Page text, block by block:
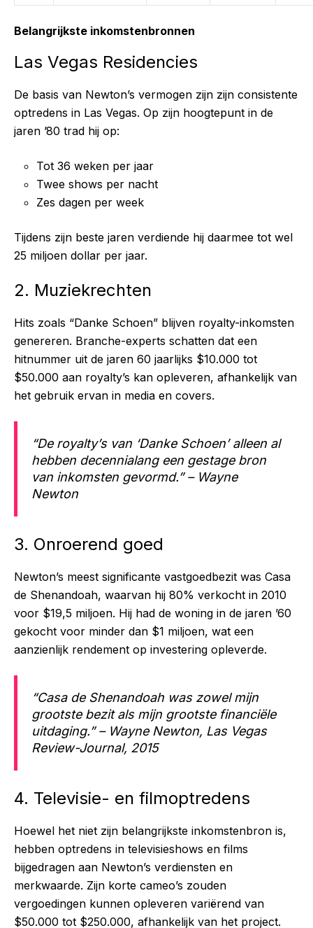
Belangrijkste inkomstenbronnen
Las Vegas Residencies
De basis van Newton’s vermogen zijn zijn consistente
optredens in Las Vegas. Op zijn hoogtepunt in de
jaren ’80 trad hij op:
Tot 36 weken per jaar
Twee shows per nacht
Zes dagen per week
Tijdens zijn beste jaren verdiende hij daarmee tot wel
25 miljoen dollar per jaar.
2. Muziekrechten
Hits zoals “Danke Schoen” blijven royalty-inkomsten
genereren. Branche-experts schatten dat een
hitnummer uit de jaren 60 jaarlijks $10.000 tot
$50.000 aan royalty’s kan opleveren, afhankelijk van
het gebruik ervan in media en covers.
“De royalty’s van ‘Danke Schoen’ alleen al
hebben decennialang een gestage bron
van inkomsten gevormd.” – Wayne
Newton
3. Onroerend goed
Newton’s meest significante vastgoedbezit was Casa
de Shenandoah, waarvan hij 80% verkocht in 2010
voor $19,5 miljoen. Hij had de woning in de jaren ’60
gekocht voor minder dan $1 miljoen, wat een
aanzienlijk rendement op investering opleverde.
“Casa de Shenandoah was zowel mijn
grootste bezit als mijn grootste financiële
uitdaging.” – Wayne Newton, Las Vegas
Review-Journal, 2015
4. Televisie- en filmoptredens
Hoewel het niet zijn belangrijkste inkomstenbron is,
hebben optredens in televisieshows en films
bijgedragen aan Newton’s verdiensten en
merkwaarde. Zijn korte cameo’s zouden
vergoedingen kunnen opleveren variërend van
$50.000 tot $250.000, afhankelijk van het project.